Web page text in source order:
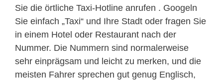
Sie die örtliche Taxi-Hotline anrufen . Googeln
Sie einfach „Taxi“ und Ihre Stadt oder fragen Sie
in einem Hotel oder Restaurant nach der
Nummer. Die Nummern sind normalerweise
sehr einprägsam und leicht zu merken, und die
meisten Fahrer sprechen gut genug Englisch,